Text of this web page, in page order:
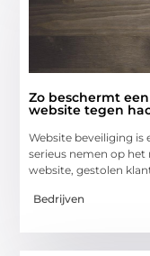
Zo beschermt
website tegen
Website beveiliging is
serieus nemen op
website, gestolen
Bedrijven